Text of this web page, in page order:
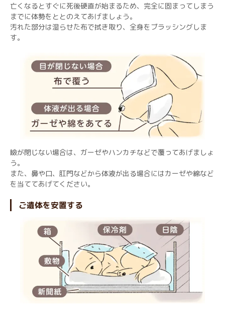
亡くなるとすぐに死後硬直が始まるため、完全に固まってしまう
までに体勢をととのえてあげましょう。
汚れた部分は湿らせた布で拭き取り、全身をブラッシングしま
す。
瞼が閉じない場合は、ガーゼやハンカチなどで覆ってあげましょ
う。
また、鼻や口、肛門などから体液が出る場合にはカーゼや綿など
を当ててあげてください。
ご遺体を安置する